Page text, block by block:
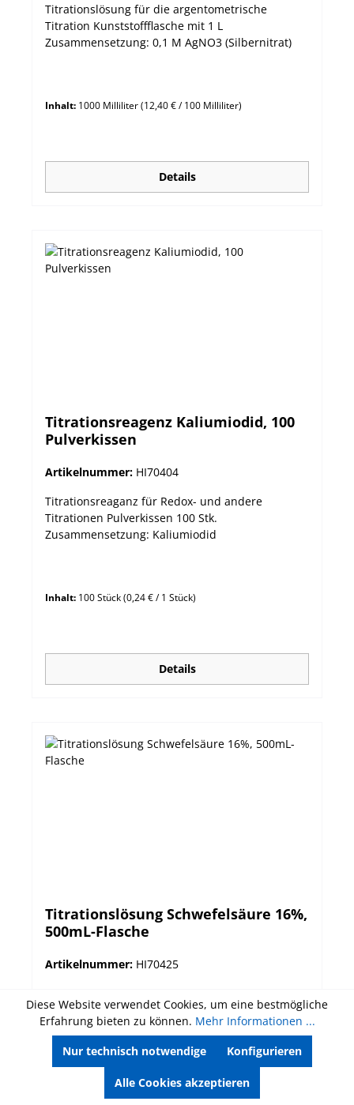
Titrationslösung für die argentometrische
Titration Kunststoffflasche mit 1 L
Zusammensetzung: 0,1 M AgNO3 (Silbernitrat)
Inhalt: 1000 Milliliter(12,40 € / 100 Milliliter)
Details
Titrationsreagenz Kaliumiodid, 100
Pulverkissen
Artikelnummer: HI70404
Titrationsreaganz für Redox- und andere
Titrationen Pulverkissen 100 Stk.
Zusammensetzung: Kaliumiodid
Inhalt: 100 Stück(0,24 € / 1 Stück)
Details
Titrationslösung Schwefelsäure 16%,
500mL-Flasche
Artikelnummer: HI70425
Kunststoffflasche mit 500 mL Zusammensetzung:
Schwefelsäure 16%
500 Milliliter (4,80 € / 100 Milliliter)
Diese Website verwendet Cookies, um eine bestmögliche
Erfahrung bieten zu können. Mehr Informationen ...
Nur technisch notwendige
Konfigurieren
Alle Cookies akzeptieren